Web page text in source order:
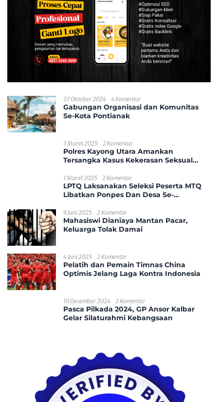
27 Oktober 2024 4 Komentar
Gabungan Organisasi dan Komunitas
Se-Kota Pontianak
7 Maret 2025 2 Komentar
Polres Kayong Utara Amankan
Tersangka Kasus Kekerasan Seksual
1 Maret 2025 2 Komentar
LPTQ Laksanakan Seleksi Peserta MTQ
Libatkan Ponpes Dan Desa Se-
9 Juni 2025 2 Komentar
Mahasiswi Dianiaya Mantan Pacar,
Keluarga Tolak Damai
4 Juni 2025 2 Komentar
Pelatih dan Pemain Timnas China
Optimis Jelang Laga Kontra Indonesia
10 Desember 2024 2 Komentar
Pasca Pilkada 2024, GP Ansor Kalbar
Gelar Silaturahmi Kebangsaan